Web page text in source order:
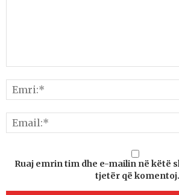
Ruaj emrin tim dhe e-mailin në këtë
tjetër që komentoj.